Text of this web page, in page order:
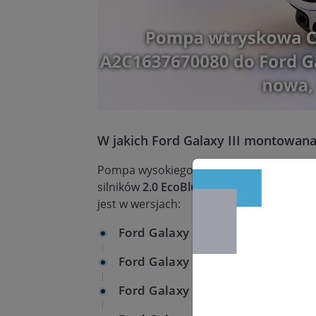
W jakich Ford Galaxy III
Pompa wysokiego ciśnieniaSiemens/
silników2.0 EcoBlue (2.0D, 1995 cm³)
jest w wersjach:
Ford Galaxy III 2.0 EcoBlue 120
Ford Galaxy III 2.0 EcoBlue 150
Ford Galaxy III 2.0 EcoBlue 190